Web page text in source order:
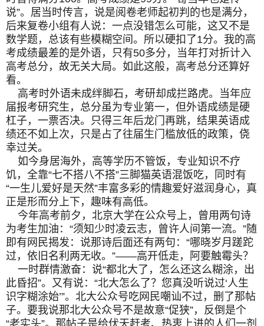
说”。居当时传言，说是阅卷老师起初判的也是满分，
后来复卷小组有人说：一点没错怎么可能，这又不是
数学题，总该有些模糊空间。所以硬扣了1分。我的高
考成绩最差的是外语，只有50多分，当年打对折计入
高考总分，故无关大局。如此这般，高考总分还算好
看。
高考时外语未成绊脚石，考研却成拦路虎。当年应
届报考研究生，总分虽为专业第一，但外语成绩是硬
杠子，一票否决。只得三年后龙门再跳，结果英语成
绩还不如上次，只是占了往届生门槛放低的政策，侥
幸过关。
如今身居海外，高等学历不管饭，专业知识不疗
饥，全靠“七不搭八不搭”三脚猫英语混饭吃，同时有
“一生儿爱好是天然”丰富多彩的情趣爱好滋润身心，真
正是形而分上下，趣味有高低。
今年高考前夕，北京大学在公众号上，曾用两句诗
为考生加油：“须知少时凌云志，曾许人间第一流。”随
即有网民揭发：说那诗后面还有两句：“哪晓岁月蹉跎
过，依旧名利两无收。”——高开低走，阿要触霉头？
一时群情激奋：说“都北大了，怎么还这么糊涂，出
此昏招”。又有说：“北大怎么了？您真没听说过‘人生
识字糊涂始’”。北大公众号吃网民嘲讪不过，删了那帖
子。要我说那北大公众号不是故意“促狭”，反倒是个
“老实头”。那帖子是给伏天赶考、热衷上进的人们一剂